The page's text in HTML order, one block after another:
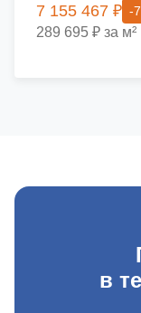
7 155 467 ₽ -
289 695 ₽ за м²
в